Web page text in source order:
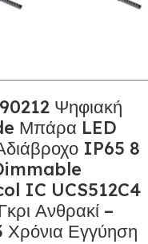
Ψηφιακή
Μπάρα LED
IP65 8
IC UCS512C4
Ανθρακί –
Εγγύηση